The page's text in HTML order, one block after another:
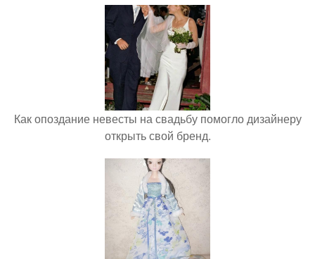
Как опоздание невесты на свадьбу помогло дизайнеру
открыть свой бренд.